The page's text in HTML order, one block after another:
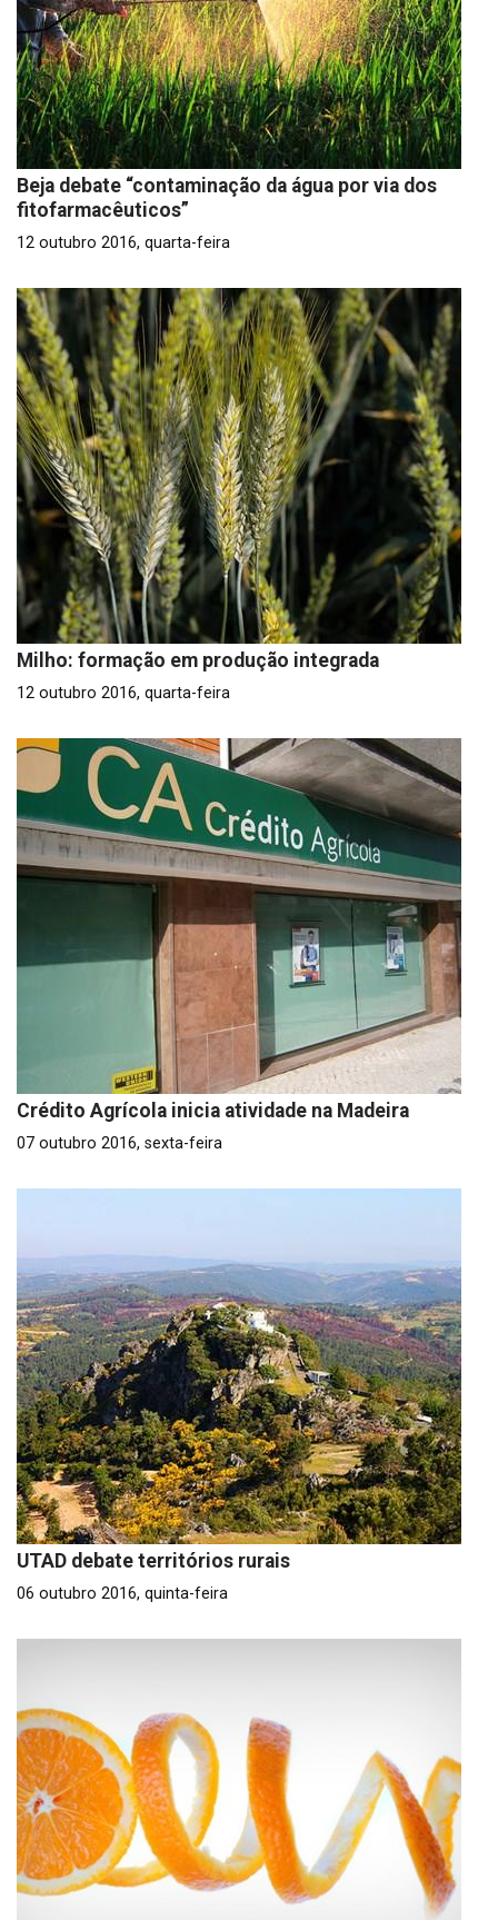
Beja debate “contaminação da água por via dos
fitofarmacêuticos”
12 outubro 2016, quarta-feira
Milho: formação em produção integrada
12 outubro 2016, quarta-feira
Crédito Agrícola inicia atividade na Madeira
07 outubro 2016, sexta-feira
UTAD debate territórios rurais
06 outubro 2016, quinta-feira